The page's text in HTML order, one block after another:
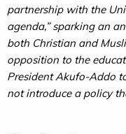
partnership with the
agenda,” sparking an
both Christian and
opposition to the
President Akufo-Addo
not introduce a policy